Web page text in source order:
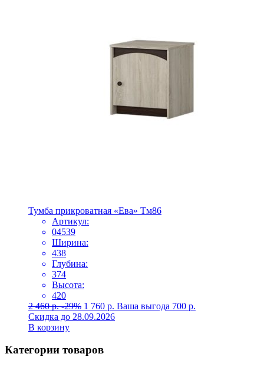
Тумба прикроватная «Ева» Тм86
Артикул:
04539
Ширина:
438
Глубина:
374
Высота:
420
2 460р. -29% 1 760 р. Ваша выгода 700 р.
Скидка до 28.09.2026
В корзину
Категории товаров